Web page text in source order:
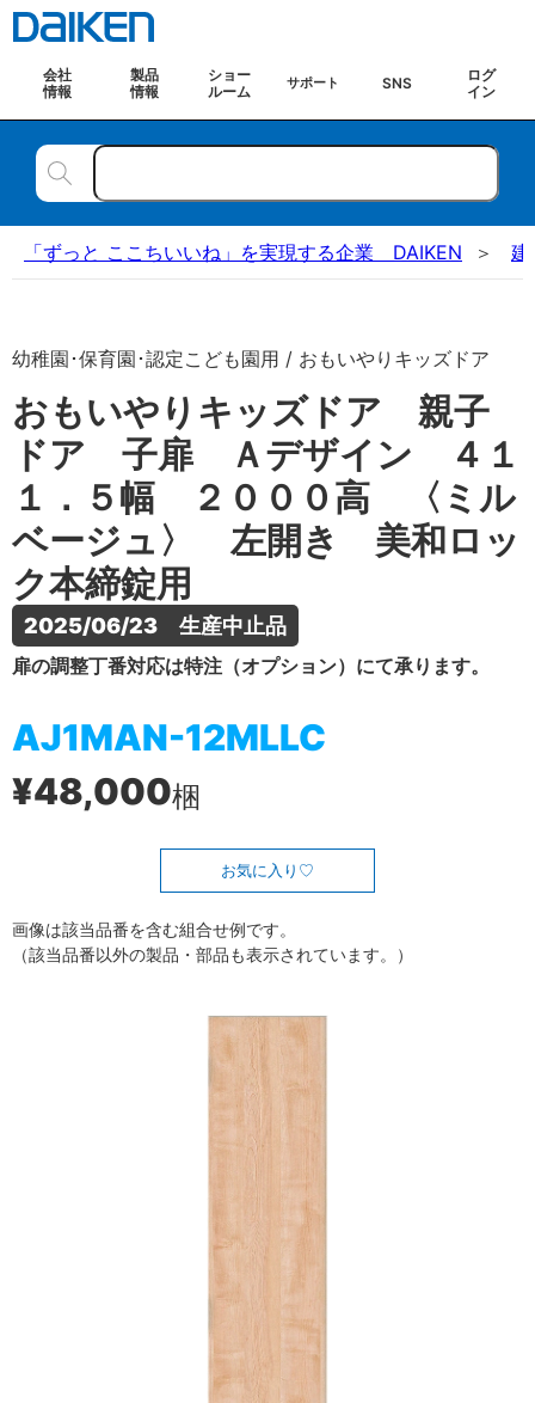
会社
情報
製品
情報
ショー
ルーム
サポート SNS
ログ
イン
「ずっと ここちいいね」を実現する企業 DAIKEN 建
幼稚園･保育園･認定こども園用 / おもいやりキッズドア
おもいやりキッズドア 親子
ドア 子扉 Ａデザイン ４１
１．５幅 ２０００高 〈ミル
ベージュ〉 左開き 美和ロッ
ク本締錠用
2025/06/23　生産中止品
扉の調整丁番対応は特注（オプション）にて承ります。
AJ1MAN-12MLLC
¥48,000梱
お気に入り
画像は該当品番を含む組合せ例です。
（該当品番以外の製品・部品も表示されています。）